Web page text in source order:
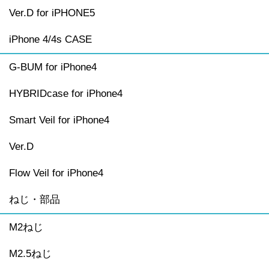
Ver.D for iPHONE5
iPhone 4/4s CASE
G-BUM for iPhone4
HYBRIDcase for iPhone4
Smart Veil for iPhone4
Ver.D
Flow Veil for iPhone4
ねじ・部品
M2ねじ
M2.5ねじ